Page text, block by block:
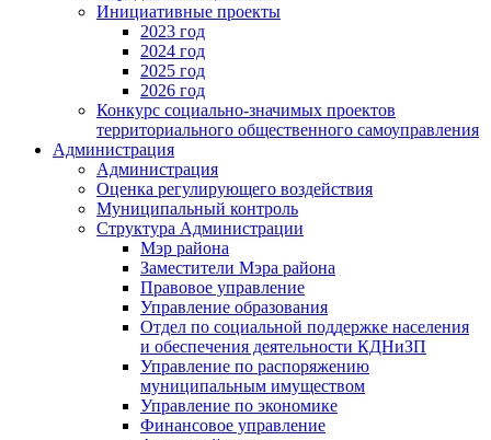
Инициативные проекты
2023 год
2024 год
2025 год
2026 год
Конкурс социально-значимых проектов
территориального общественного самоуправления
Администрация
Администрация
Оценка регулирующего воздействия
Муниципальный контроль
Структура Администрации
Мэр района
Заместители Мэра района
Правовое управление
Управление образования
Отдел по социальной поддержке населения
и обеспечения деятельности КДНиЗП
Управление по распоряжению
муниципальным имуществом
Управление по экономике
Финансовое управление